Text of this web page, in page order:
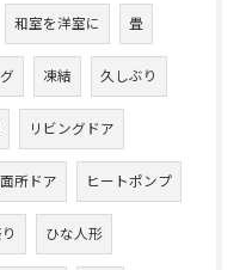
和室を洋室に 畳
凍結 久しぶり
リビングドア
所ドア ヒートポンプ
ひな人形